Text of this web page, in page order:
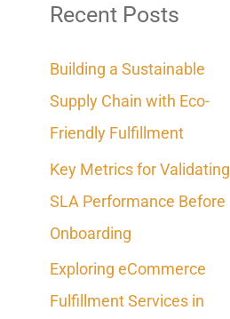
c
f
o
r
Recent Posts
Building a Sustainable
Supply Chain with Eco-
Friendly Fulfillment
Key Metrics for Validating
SLA Performance Before
Onboarding
Exploring eCommerce
Fulfillment Services in